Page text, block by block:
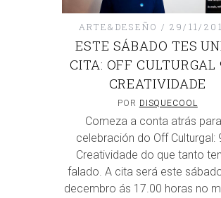
ARTE&DESEÑO 29/11/
ESTE SÁBADO TES
CITA: OFF CULTURGAL
CREATIVIDADE
POR DISQUECOOL
Comeza a conta atrás
celebración do Off Culturgal:
Creatividade do que tanto
falado. A cita será este
decembro ás 17.00 horas no